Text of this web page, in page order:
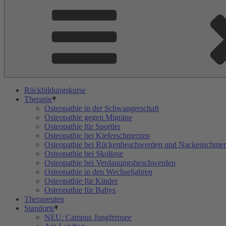
Rückbildungskurse
Therapie
Osteopathie in der Schwangerschaft
Osteopathie gegen Migräne
Osteopathie für Sportler
Osteopathie bei Kieferschmerzen
Osteopathie bei Rückenbeschwerden und
Osteopathie bei Skoliose
Osteopathie bei Verdauungsbeschwerden
Osteopathie in den Wechseljahren
Osteopathie für Kinder
Osteopathie für Babys
Therapeuten
Standorte
NEU: Campus Jungfernsee